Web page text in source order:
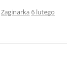
Zaginarka 6 lutego